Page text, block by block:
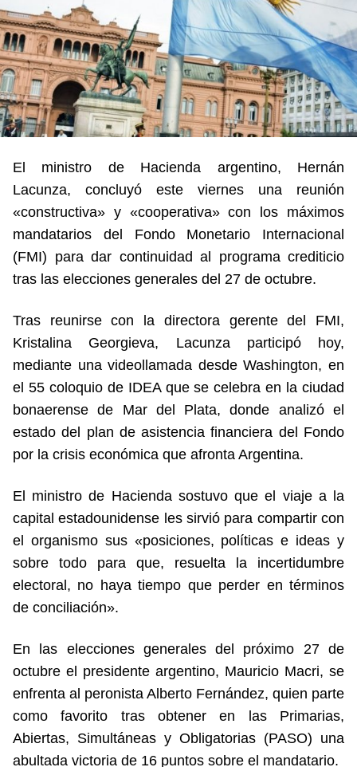
El ministro de Hacienda argentino, Hernán
Lacunza, concluyó este viernes una reunión
«constructiva» y «cooperativa» con los máximos
mandatarios del Fondo Monetario Internacional
(FMI) para dar continuidad al programa crediticio
tras las elecciones generales del 27 de octubre.
Tras reunirse con la directora gerente del FMI,
Kristalina Georgieva, Lacunza participó hoy,
mediante una videollamada desde Washington, en
el 55 coloquio de IDEA que se celebra en la ciudad
bonaerense de Mar del Plata, donde analizó el
estado del plan de asistencia financiera del Fondo
por la crisis económica que afronta Argentina.
El ministro de Hacienda sostuvo que el viaje a la
capital estadounidense les sirvió para compartir con
el organismo sus «posiciones, políticas e ideas y
sobre todo para que, resuelta la incertidumbre
electoral, no haya tiempo que perder en términos
de conciliación».
En las elecciones generales del próximo 27 de
octubre el presidente argentino, Mauricio Macri, se
enfrenta al peronista Alberto Fernández, quien parte
como favorito tras obtener en las Primarias,
Abiertas, Simultáneas y Obligatorias (PASO) una
abultada victoria de 16 puntos sobre el mandatario.